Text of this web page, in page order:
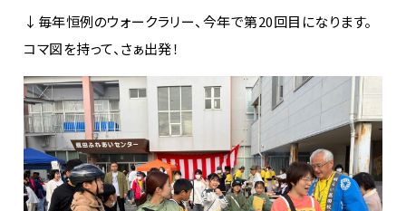
↓毎年恒例のウォークラリー、今年で第20回目になります。
コマ図を持って、さぁ出発！